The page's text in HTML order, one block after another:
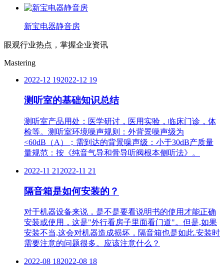
新宝电器静音房
眼观行业热点，掌握企业资讯
Mastering
2022-12 192022-12 19
测听室的基础知识总结
测听室产品用处：医学研讨，医用实验，临床门诊，体
检等。测听室环境噪声规则：外背景噪声级为
<60dB（A）；需到达的背景噪声级：小于30dB产质量
量规范：按《纯音气导和骨导听阀根本侧听法》。
2022-11 21 2022-11 21
隔音箱是如何安装的？
对于机器设备来说，是不是要看说明书的使用才能正确
安装或使用，这是"外行看房子里面看门道"。但是,如果
安装不当,这会对机器造成损坏，隔音箱也是如此.安装时
需要注意的问题很多。应该注意什么？
2022-08 182022-08 18